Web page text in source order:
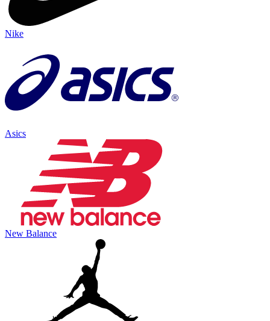
Nike
Asics
New Balance